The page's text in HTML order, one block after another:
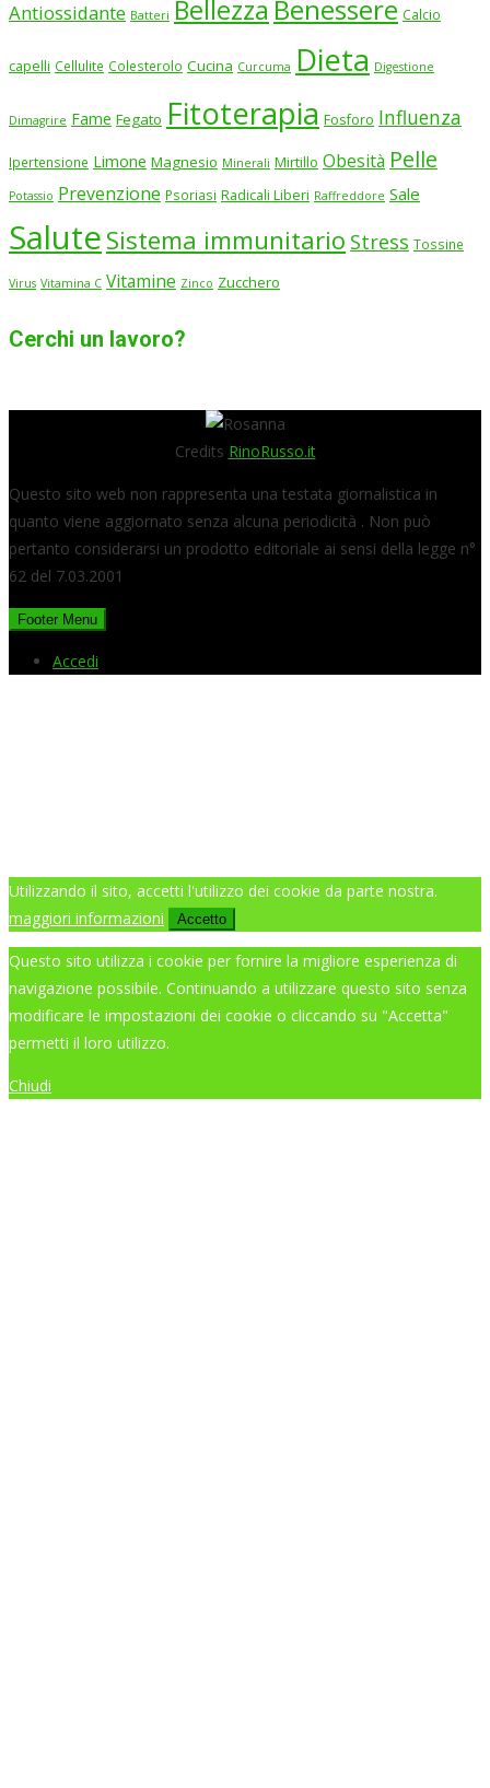
Antiossidante Batteri Bellezza Benessere Calcio
capelli Cellulite Colesterolo Cucina Curcuma Dieta Digestione
Dimagrire Fame Fegato Fitoterapia Fosforo Influenza
Ipertensione Limone Magnesio Minerali Mirtillo Obesità Pelle
Potassio Prevenzione Psoriasi Radicali Liberi Raffreddore Sale
Salute Sistema immunitario Stress Tossine
Virus Vitamina C Vitamine Zinco Zucchero
Cerchi un lavoro?
Credits RinoRusso.it
Questo sito web non rappresenta una testata giornalistica in
quanto viene aggiornato senza alcuna periodicità . Non può
pertanto considerarsi un prodotto editoriale ai sensi della legge n°
62 del 7.03.2001
Footer Menu
Accedi
Utilizzando il sito, accetti l'utilizzo dei cookie da parte nostra.
maggiori informazioni
Accetto
Questo sito utilizza i cookie per fornire la migliore esperienza di
navigazione possibile. Continuando a utilizzare questo sito senza
modificare le impostazioni dei cookie o cliccando su "Accetta"
permetti il loro utilizzo.
Chiudi